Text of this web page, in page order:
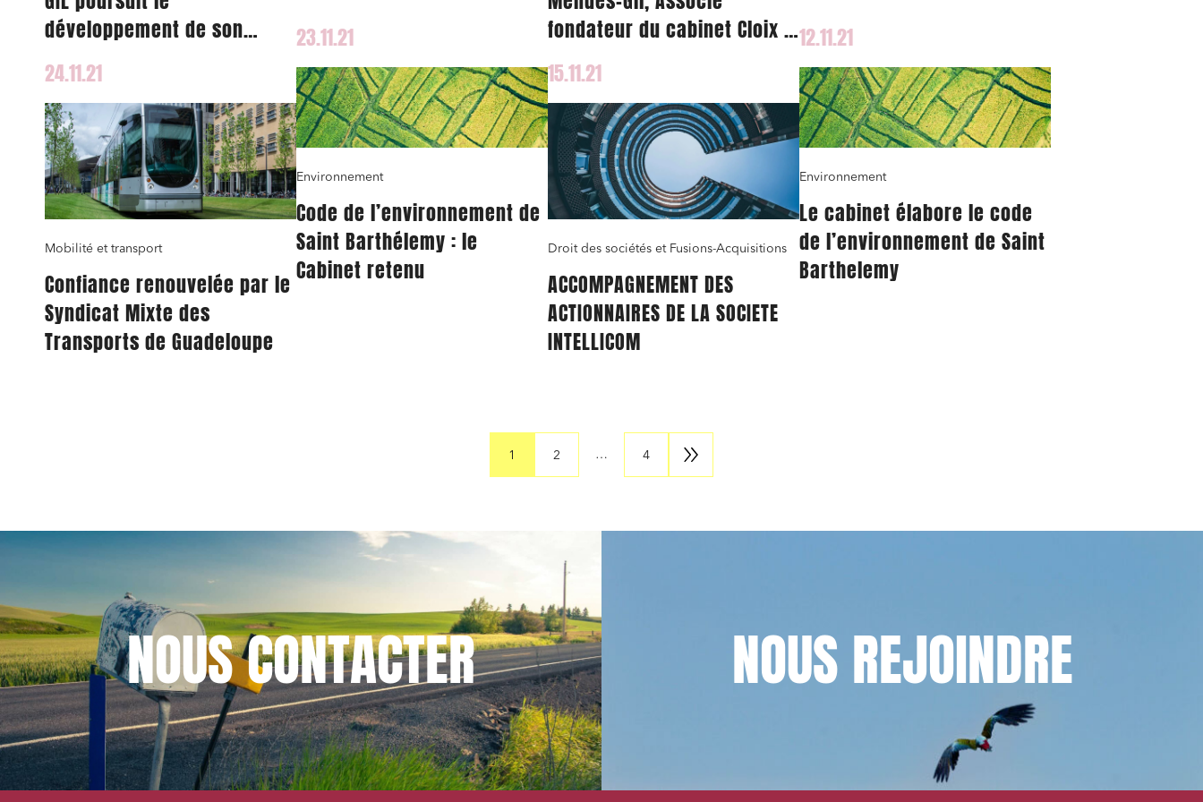
développement de son
département droit
immobilier.
Antéa Group x TLG-Pro
fondateur du cabinet Cloix &
Mendès-Gil, à l’ouvrage « La
responsabilité civile du
banquier aujourd’hui »
24.11.21
Mobilité et transport
Confiance renouvelée par le
Syndicat Mixte des
Transports de Guadeloupe
23.11.21
Environnement
Code de l’environnement de
Saint Barthélemy : le
Cabinet retenu
15.11.21
Droit des sociétés et Fusions-Acquisitions
ACCOMPAGNEMENT DES
ACTIONNAIRES DE LA SOCIETE
INTELLICOM
12.11.21
Environnement
Le cabinet élabore le code
de l’environnement de Saint
Barthelemy
1 2 … 4
NOUSCONTACTER NOUSREJOINDRE